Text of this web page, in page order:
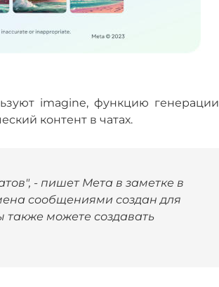
imagine, функцию генерации
контент в чатах.
- пишет Мета в заметке в
сообщениями создан для
также можете создавать